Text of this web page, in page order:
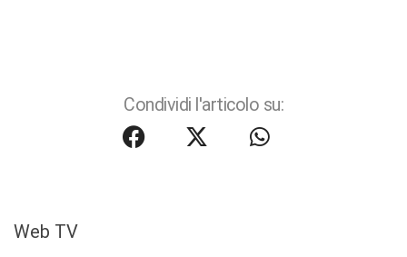
Condividi l'articolo su:
Web TV